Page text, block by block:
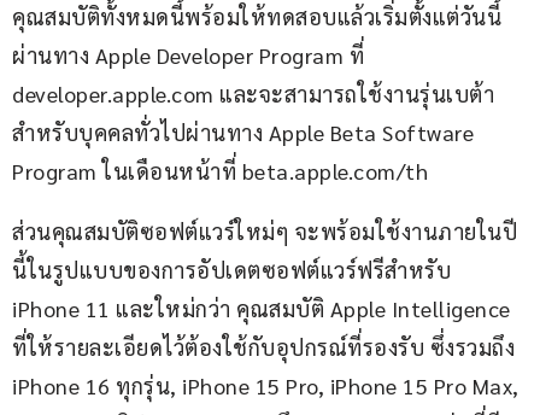
คุณสมบัติทั้งหมดนี้พร้อมให้ทดสอบแล้วเริ่มตั้งแต่วันนี้
ผ่านทาง Apple Developer Program ที่
developer.apple.com และจะสามารถใช้งานรุ่นเบต้า
สำหรับบุคคลทั่วไปผ่านทาง Apple Beta Software
Program ในเดือนหน้าที่ beta.apple.com/th
ส่วนคุณสมบัติซอฟต์แวร์ใหม่ๆ จะพร้อมใช้งานภายในปี
นี้ในรูปแบบของการอัปเดตซอฟต์แวร์ฟรีสำหรับ
iPhone 11 และใหม่กว่า คุณสมบัติ Apple Intelligence
ที่ให้รายละเอียดไว้ต้องใช้กับอุปกรณ์ที่รองรับ ซึ่งรวมถึง
iPhone 16 ทุกรุ่น, iPhone 15 Pro, iPhone 15 Pro Max,